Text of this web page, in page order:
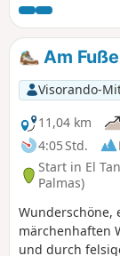
zurück geht.
absolviert. Der
Am
Visorando-
11,04 km
4:05 Std.
Start in El
Palmas)
Wunderschöne,
märchenhaften
und durch